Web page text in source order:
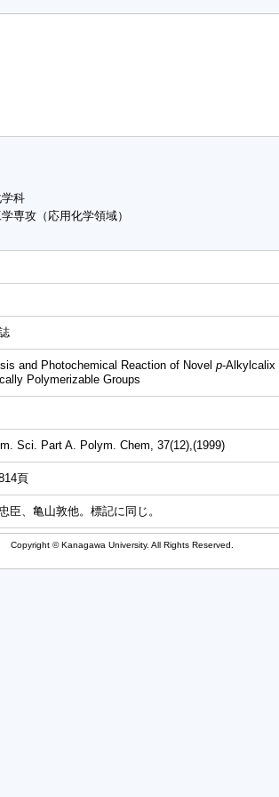
科
専攻（応用化学領域）
and Photochemical Reaction of Novel p-Alkylcalix
Polymerizable Groups
Sci. Part A. Polym. Chem, 37(12),(1999)
頁
臣、亀山敦他。標記に同じ。
Copyright © Kanagawa University. All Rights Reserved.